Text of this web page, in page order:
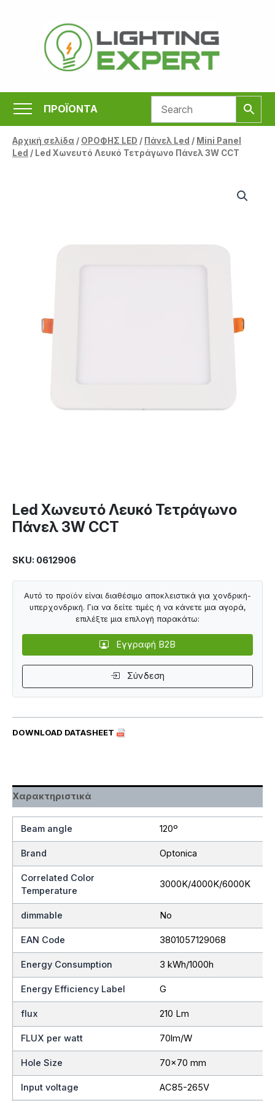
περιεχόμενο
ΠΡΟΪΟΝΤΑ
Αρχική σελίδα/ ΟΡΟΦΗΣ LED / Πάνελ Led / Mini Panel
Led / Led Χωνευτό Λευκό Τετράγωνο Πάνελ 3W CCT
Led Χωνευτό Λευκό Τετράγωνο
Πάνελ 3W CCT
SKU: 0612906
DOWNLOAD DATASHEET
Αυτό το προϊόν είναι διαθέσιμο αποκλειστικά για χονδρική-
υπερχονδρική. Για να δείτε τιμές ή να κάνετε μια αγορά,
επιλέξτε μια επιλογή παρακάτω:
Εγγραφή B2B
Σύνδεση
Χαρακτηριστικά
Beam angle 120º
Brand Optonica
Correlated Color
Temperature
3000K/4000K/6000K
dimmable No
EAN Code 3801057129068
Energy Consumption 3 kWh/1000h
Energy Efficiency Label G
flux 210 Lm
FLUX per watt 70lm/W
Hole Size 70×70 mm
Input voltage AC85-265V